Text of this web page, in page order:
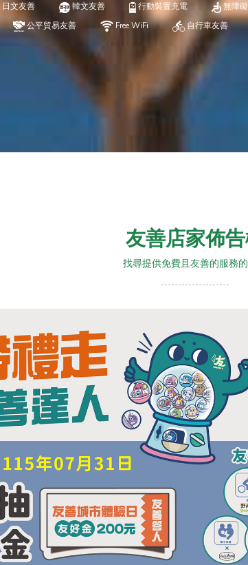
日文友善 韓文友善 行動裝置充電 無障
公平貿易友善 Free WiFi 自行車友善
友善店家佈
找尋提供免費且友善的服務